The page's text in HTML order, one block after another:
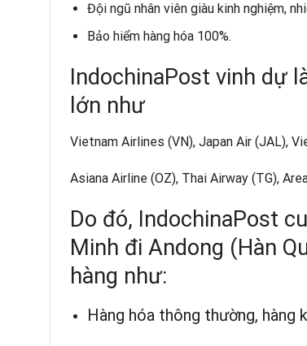
Đội ngũ nhân viên giàu kinh nghiệm,
Bảo hiểm hàng hóa 100%.
IndochinaPost vinh dự
lớn như
Vietnam Airlines (VN), Japan Air (JAL),
Asiana Airline (OZ), Thai Airway (TG),
Do đó, IndochinaPost
Minh đi Andong (Hàn
hàng như:
Hàng hóa thông thường, hàng